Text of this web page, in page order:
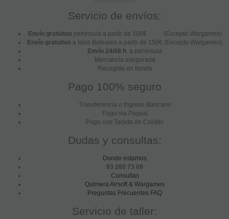
Servicio de envíos:
Envío gratuitos península a partir de 100€ (Excepto Wargames)
Envío gratuitos a Islas Baleares a partir de 150€ (Excepto Wargames)
Envío 24/48 h. a península
Mercancía asegurada
Recogida en tienda
Pago 100% seguro
Transferencia o Ingreso Bancario
Pago via Paypal
Pago con Tarjeta de Crédito
Dudas y consultas:
Donde estamos
93 280 73 09
Consultas
Quimera Airsoft & Wargames
Preguntas Frecuentes FAQ
Servicio de taller: